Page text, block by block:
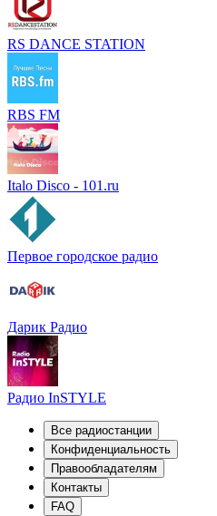
RS DANCE STATION
RBS FM
Italo Disco - 101.ru
Первое городское радио
Дарик Радио
Радио InSTYLE
Все радиостанции
Конфиденциальность
Правообладателям
Контакты
FAQ